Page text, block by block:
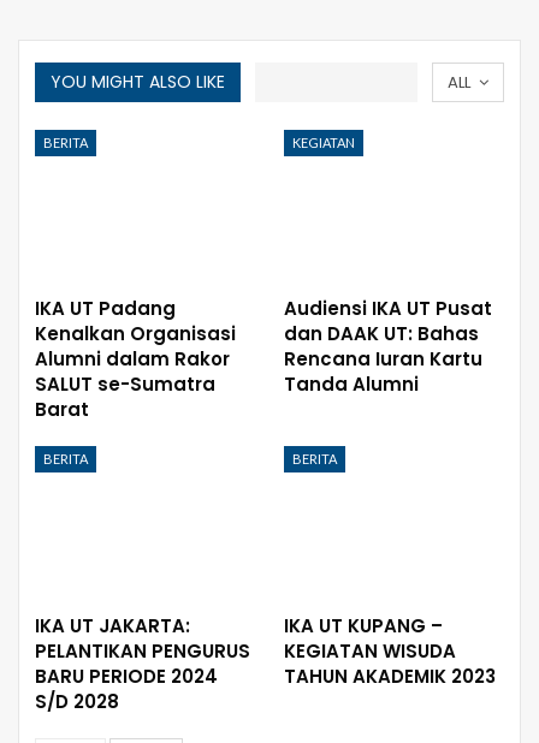
ALL
YOU MIGHT ALSO LIKE
BERITA
IKA UT Padang
Kenalkan Organisasi
Alumni dalam Rakor
SALUT se-Sumatra
Barat
KEGIATAN
Audiensi IKA UT Pusat
dan DAAK UT: Bahas
Rencana Iuran Kartu
Tanda Alumni
BERITA
IKA UT JAKARTA:
PELANTIKAN PENGURUS
BARU PERIODE 2024
S/D 2028
BERITA
IKA UT KUPANG –
KEGIATAN WISUDA
TAHUN AKADEMIK 2023